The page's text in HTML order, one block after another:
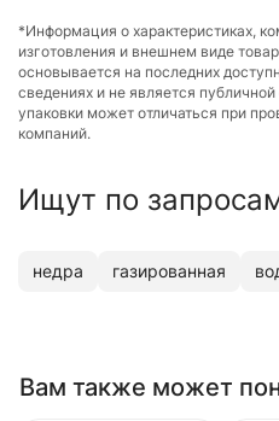
*Информация о характеристиках,
изготовления и внешнем виде
основывается на последних
сведениях и не является
упаковки может отличаться при
компаний.
Ищут по
недра газированная
Вам также может